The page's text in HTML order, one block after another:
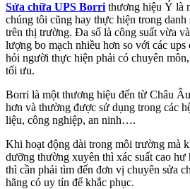
Sửa chữa UPS Borri thương hiệu Ý là
chúng tôi cũng hay thực hiện trong danh
trên thị trường. Đa số là công suất vừa
lượng bo mạch nhiều hơn so với các ups
hỏi người thực hiện phải có chuyên
tối ưu.
Borri là một thương hiệu đến từ Châu
hơn và thường được sử dụng trong các
liệu, công nghiệp, an ninh….
Khi hoạt động dài trong môi trường mà
dưỡng thường xuyên thì xác suất cao hư
thì cần phải tìm đến đơn vị chuyên sửa
hãng có uy tín để khắc phục.